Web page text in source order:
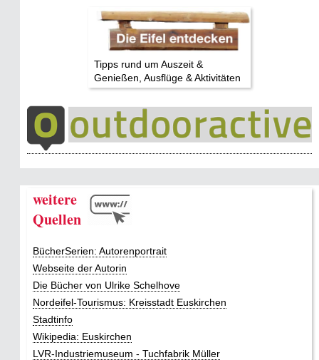
Tipps rund um Auszeit &
Genießen, Ausflüge & Aktivitäten
weitere
Quellen
BücherSerien: Autorenportrait
Webseite der Autorin
Die Bücher von Ulrike Schelhove
Nordeifel-Tourismus: Kreisstadt Euskirchen
Stadtinfo
Wikipedia: Euskirchen
LVR-Industriemuseum - Tuchfabrik Müller